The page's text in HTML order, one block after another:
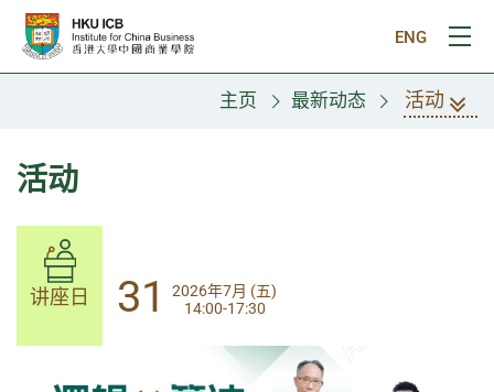
跳往主要内容
ENG
打
主页 最新动态 活动
活动
讲座日 14
2026年8月 (五)
13:30-17:00
讲座日 31
2026年7月 (五)
14:00-17:30